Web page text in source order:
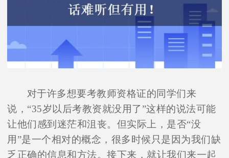
对于许多想要考教师资格证的同学们来
说，“35岁以后考教资就没用了”这样的说法可能
让他们感到迷茫和沮丧。但实际上，是否“没
用”是一个相对的概念，很多时候只是因为我们缺
乏正确的信息和方法。接下来，就让我们来一起